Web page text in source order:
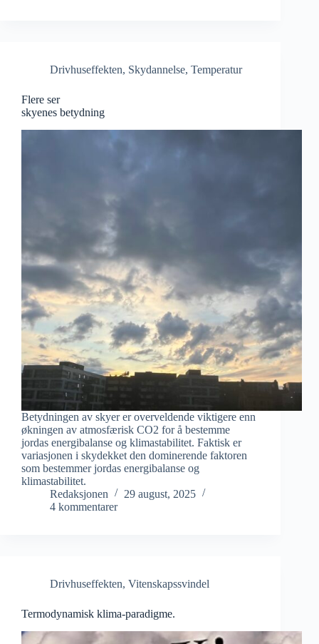
Drivhuseffekten, Skydannelse, Temperatur
Flere ser
skyenes betydning
Betydningen av skyer er overveldende viktigere enn
økningen av atmosfærisk CO2 for å bestemme
jordas energibalanse og klimastabilitet. Faktisk er
variasjonen i skydekket den dominerende faktoren
som bestemmer jordas energibalanse og
klimastabilitet.
Redaksjonen
29 august, 2025
4 kommentarer
Drivhuseffekten, Vitenskapssvindel
Termodynamisk klima-paradigme.